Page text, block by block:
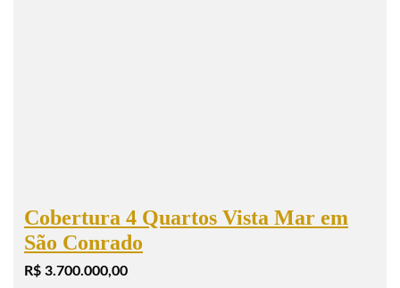
Cobertura 4 Quartos Vista Mar em
São Conrado
R$ 3.700.000,00